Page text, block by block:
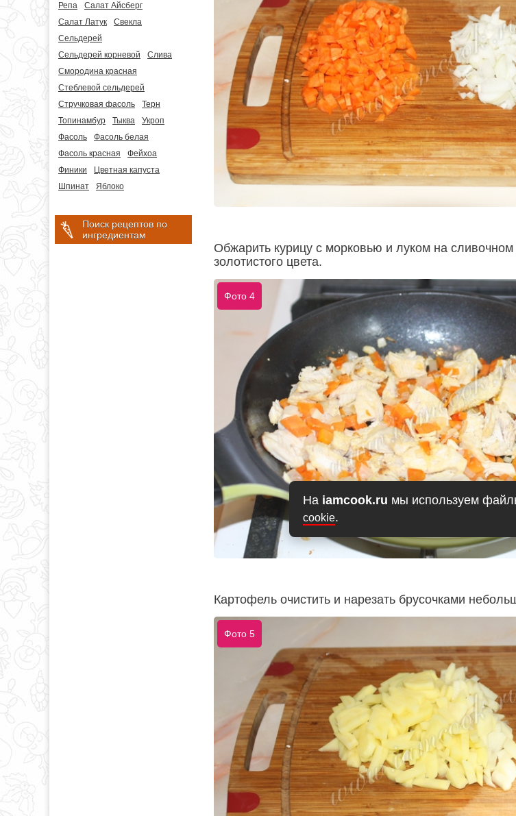
На iamcook.ru мы используем
cookie.
Репа
Салат Айсберг
Салат Латук
Свекла
Сельдерей
Сельдерей корневой
Слива
Смородина красная
Стеблевой сельдерей
Стручковая фасоль
Терн
Топинамбур
Тыква
Укроп
Фасоль
Фасоль белая
Фасоль красная
Фейхоа
Финики
Цветная капуста
Шпинат
Яблоко
Поиск рецептов по
ингредиентам
Обжарить курицу с морковью и луком на
золотистого цвета.
Фото 4
Картофель очистить и нарезать брусочками
Фото 5